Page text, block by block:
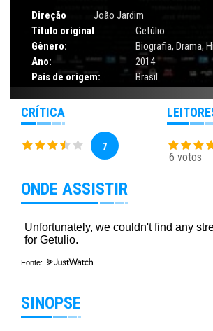
Direção
João Jardim
Título original
Getúlio
Gênero:
Biografia, Drama,
Ano:
2014
País de origem:
Brasil
CRÍTICA
7
6 votos
ONDE ASSISTIR
Fonte:
SINOPSE